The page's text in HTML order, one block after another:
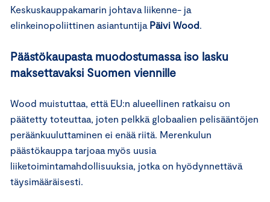
Keskuskauppakamarin johtava liikenne- ja
elinkeinopoliittinen asiantuntija Päivi Wood
Päästökaupasta muodostumassa iso lasku
maksettavaksi Suomen viennille
Wood muistuttaa, että EU:n alueellinen ratkaisu on
päätetty toteuttaa, joten pelkkä globaalien pelisääntöjen
peräänkuuluttaminen ei enää riitä. Merenkulun
päästökauppa tarjoaa myös uusia
liiketoimintamahdollisuuksia, jotka on hyödynnettävä
täysimääräisesti.